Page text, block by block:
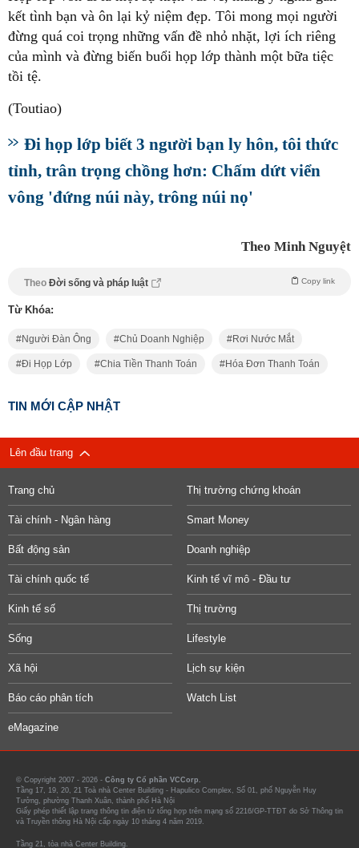
kết tình bạn và ôn lại kỷ niệm đẹp. Tôi mong mọi người
đừng quá coi trọng những vấn đề nhỏ nhặt, lợi ích riêng
của mình và đừng biến buổi họp lớp thành một bữa tiệc
tồi tệ.
(Toutiao)
Đi họp lớp biết 3 người bạn ly hôn, tôi thức
tỉnh, trân trọng chồng hơn: Chấm dứt viển
vông 'đứng núi này, trông núi nọ'
Theo Minh Nguyệt
Theo Đời sống và pháp luật Copy link
Từ Khóa:
Người Đàn Ông Chủ Doanh Nghiệp Rơi Nước Mắt
Đi Họp Lớp Chia Tiền Thanh Toán Hóa Đơn Thanh Toán
TIN MỚI CẬP NHẬT
Lên đầu trang
Trang chủ Thị trường chứng khoán
Tài chính - Ngân hàng Smart Money
Bất động sản Doanh nghiệp
Tài chính quốc tế Kinh tế vĩ mô - Đầu tư
Kinh tế số Thị trường
Sống Lifestyle
Xã hội Lịch sự kiện
Báo cáo phân tích Watch List
eMagazine
© Copyright 2007 - 2026 - Công ty Cổ phần VCCorp.
Tầng 17, 19, 20, 21 Toà nhà Center Building - Hapulico Complex, Số 01, phố Nguyễn Huy
Tưởng, phường Thanh Xuân, thành phố Hà Nội
Giấy phép thiết lập trang thông tin điện tử tổng hợp trên mạng số 2216/GP-TTĐT do Sở Thông tin
và Truyền thông Hà Nội cấp ngày 10 tháng 4 năm 2019.
Tầng 21, tòa nhà Center Building.